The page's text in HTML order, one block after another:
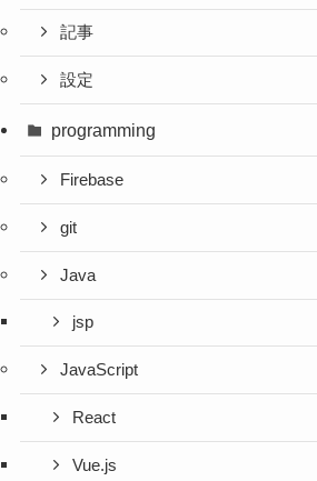
記事
設定
programming
Firebase
git
Java
jsp
JavaScript
React
Vue.js